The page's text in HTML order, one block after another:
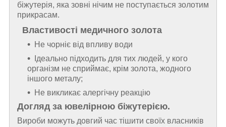
біжутерія, яка зовні нічим не поступається золотим
прикрасам.
Властивості медичного золота
Не чорніє від впливу води
Ідеально підходить для тих людей, у кого
організм не сприймає, крім золота, жодного
іншого металу;
Не викликає алергічну реакцію
Догляд за ювелірною біжутерією.
Вироби можуть довгий час тішити своїх власників